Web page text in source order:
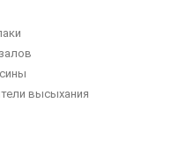
высыхания